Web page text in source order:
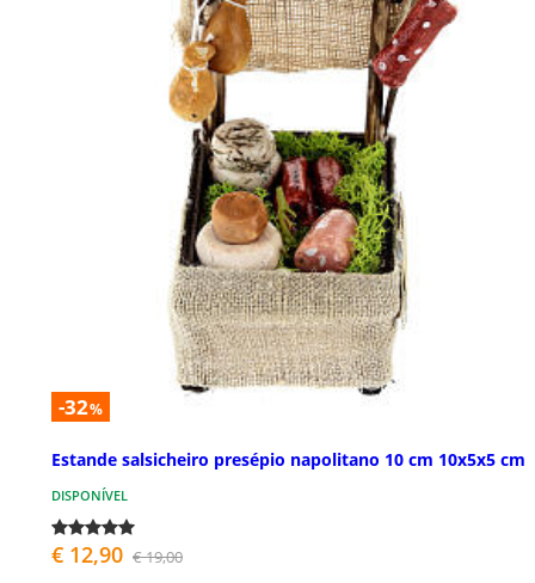
-32%
Estande salsicheiro presépio napolitano 10 cm 10x5x5 cm
DISPONÍVEL
€ 12,90 € 19,00